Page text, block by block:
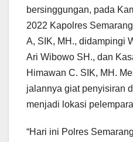
bersinggungan, pada
2022 Kapolres
A, SIK, MH., didampingi
Ari Wibowo SH., dan
Himawan C. SIK, MH.
jalannya giat penyisiran
menjadi lokasi
“Hari ini Polres